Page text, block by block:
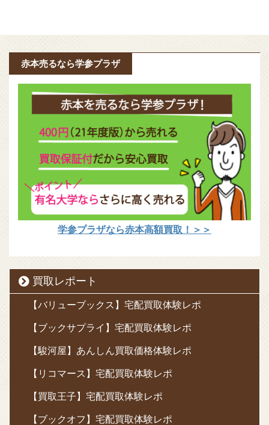
赤本売るなら学参プラザ
学参プラザなら赤本高額買取！＞＞
買取レポート
【バリューブックス】宅配買取体験レポ
【ブックサプライ】宅配買取体験レポ
【駿河屋】あんしん買取価格体験レポ
【リコマース】宅配買取体験レポ
【買取王子】宅配買取体験レポ
【ブックオフ】宅配買取体験レポ